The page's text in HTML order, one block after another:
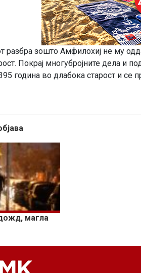
разбра зошто Амфилохиј не му
Покрај многубројните дела и
година во длабока старост и се
магла